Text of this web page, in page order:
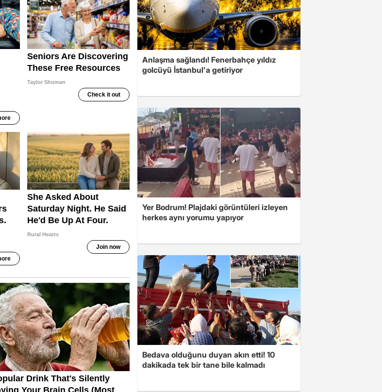
Anlaşma sağlandı! Fenerbahçe yıldız
golcüyü İstanbul'a getiriyor
Yer Bodrum! Plajdaki görüntüleri izleyen
herkes aynı yorumu yapıyor
Bedava olduğunu duyan akın etti! 10
dakikada tek bir tane bile kalmadı